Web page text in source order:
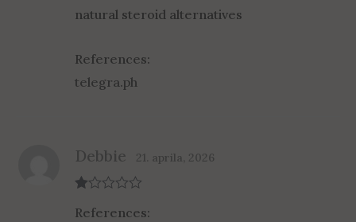
d2
natural steroid alternatives
References:
telegra.ph
at
Debbie 21. aprila, 2026
References: